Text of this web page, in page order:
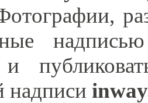
и
надписи